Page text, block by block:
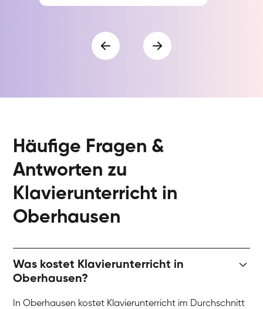
Häufige Fragen &
Antworten zu
Klavierunterricht in
Oberhausen
Was kostet Klavierunterricht in
Oberhausen?
In Oberhausen kostet Klavierunterricht im Durchschnitt